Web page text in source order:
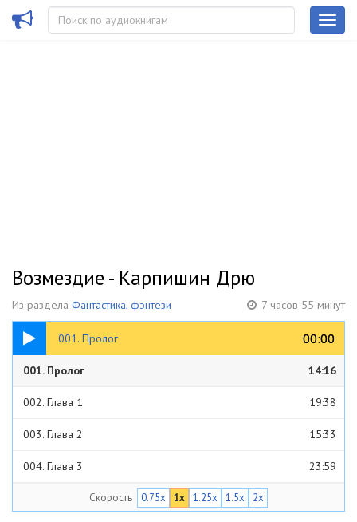
Возмездие - Карпишин Дрю
Из раздела Фантастика, фэнтези 7 часов 55 минут
001. Пролог 00:00
00:00
14:16
001. Пролог 14:16
002. Глава 1 19:38
003. Глава 2 15:33
004. Глава 3 23:59
Скорость 0.75x 1x 1.25x 1.5x 2x